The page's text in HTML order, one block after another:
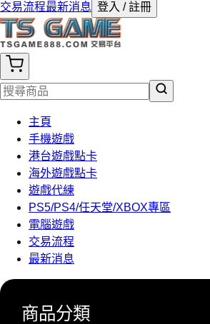
交易流程最新消息 登入 / 註冊
主頁
手機遊戲
港台遊戲點卡
海外遊戲點卡
遊戲代練
PS5/PS4/任天堂/XBOX專區
電腦遊戲
交易流程
最新消息
商品分類